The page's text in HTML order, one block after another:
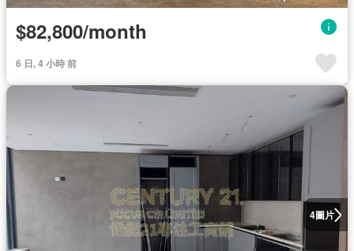
$82,800/month
6 日, 4 小時 前
4圖片